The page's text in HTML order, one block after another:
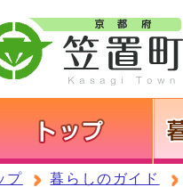
プ 暮らしのガイド